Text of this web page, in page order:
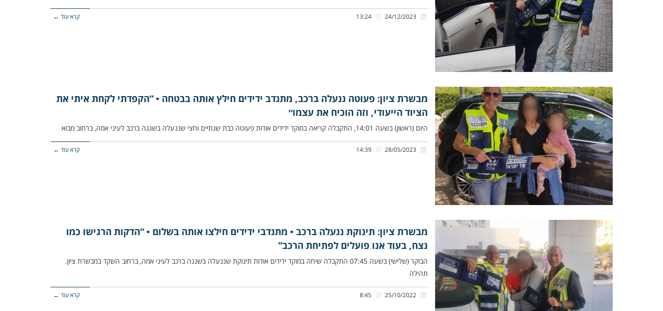
קרא עוד ←
מבשרת ציון: פעוטה ננעלה ברכב, מתנדב ידידים חילץ אותה בבטחה • “הקפדתי לקחת איתי את
הציוד הייעודי, וזה הוכיח את עצמו״
היום (ראשון) בשעה 14:01, התקבלה קריאה במוקד ידידים אודות פעוטה כבת שנתיים וחצי שננעלה בשגגה ברכב לעיני אמהּ, ברחוב מבוא
קרא עוד ←
מבשרת ציון: תינוקת ננעלה ברכב • מתנדבי ידידים חילצו אותה בשלום • “הדקות הרגישו כמו
נצח, בעוד אנו פועלים לפתיחת הרכב”
הבוקר (שלישי) בשעה 07:45 התקבלה שיחה במוקד ידידים אודות תינוקת שננעלה בשגגה ברכב לעיני אמה, ברחוב השקד במבשרת ציון.
תהילה
קרא עוד ←